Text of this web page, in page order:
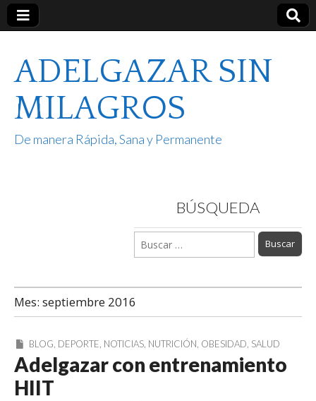
ADELGAZAR SIN
MILAGROS
De manera Rápida, Sana y Permanente
BÚSQUEDA
Buscar:
Mes: septiembre 2016
BLOG, DEPORTE, NOTICIAS, NUTRICIÓN, OBESIDAD, SALUD
Adelgazar con entrenamiento
HIIT